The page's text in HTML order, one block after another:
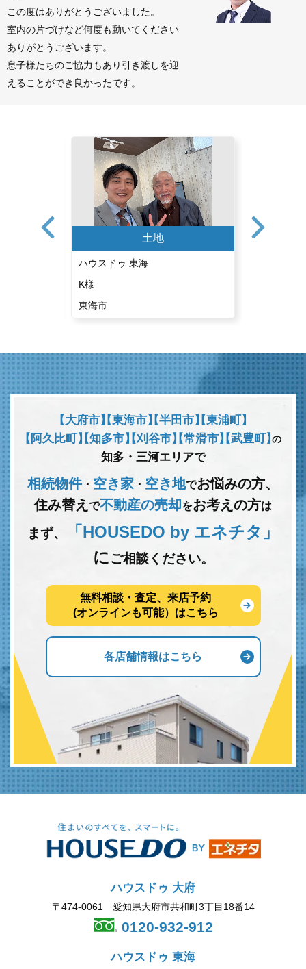
この度はありがとうございました。
室内の片づけなど何度も動いてください
ありがとうございます。
息子様たちのご協力もあり引き渡しを迎
えることができ良かったです。
土地
ハウスドゥ 東海
K様
東海市
【大府市】【東海市】【半田市】【東浦町】
【阿久比町】【知多市】【刈谷市】【常滑市】【武豊町】の
知多・三河エリアで
相続物件･ 空き家 ･ 空き地でお悩みの方、
住み替え で不動産の売却をお考えの方は
まず、
「HOUSEDO by エネチタ」
にご相談ください。
無料相談・査定、来店予約
(オンラインも可能）はこちら
各店舗情報はこちら
ハウスドゥ 大府
〒474-0061 愛知県大府市共和町3丁目18番14
0120-932-912
ハウスドゥ 東海